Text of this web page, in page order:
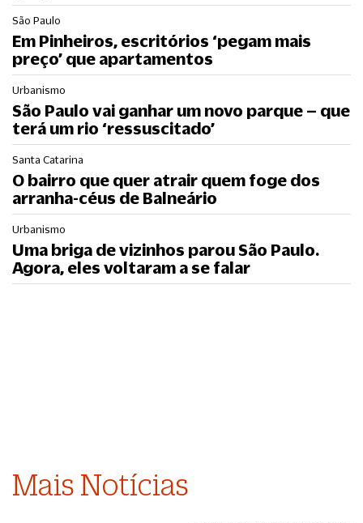
São Paulo
Em Pinheiros, escritórios ‘pegam mais
preço’ que apartamentos
Urbanismo
São Paulo vai ganhar um novo parque – que
terá um rio ‘ressuscitado’
Santa Catarina
O bairro que quer atrair quem foge dos
arranha-céus de Balneário
Urbanismo
Uma briga de vizinhos parou São Paulo.
Agora, eles voltaram a se falar
Mais Notícias